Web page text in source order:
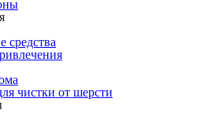
средства
чистки от шерсти